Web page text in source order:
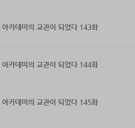
아카데미의 교관이 되었다 143화
아카데미의 교관이 되었다 144화
아카데미의 교관이 되었다 145화